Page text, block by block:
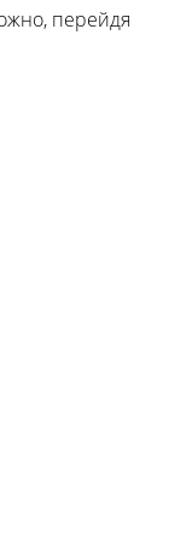
перейдя